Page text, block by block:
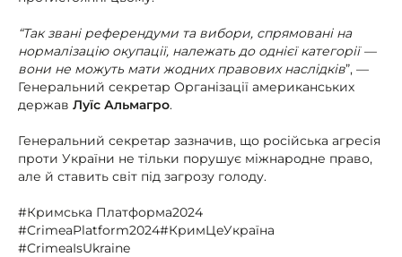
“Так звані референдуми та вибори, спрямовані на
нормалізацію окупації, належать до однієї категорії —
вони не можуть мати жодних правових наслідків”, —
Генеральний секретар Організації американських
держав Луїс Альмагро.
Генеральний секретар зазначив, що російська агресія
проти України не тільки порушує міжнародне право,
але й ставить світ під загрозу голоду.
#Кримська Платформа2024
#CrimeaPlatform2024#КримЦеУкраїна
#CrimeaIsUkraine